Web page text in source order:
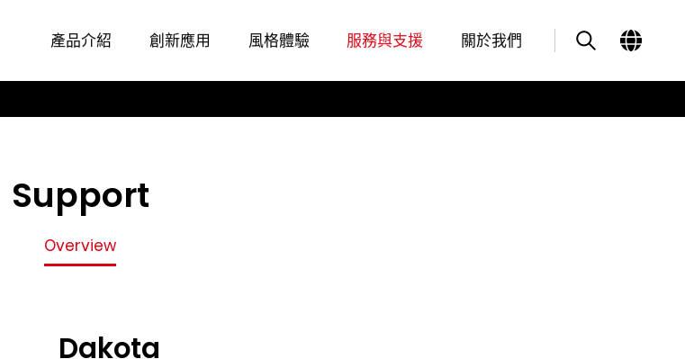
產品介紹 創新應用 風格體驗 服務與支援 關於我們
Support
Overview
Dakota